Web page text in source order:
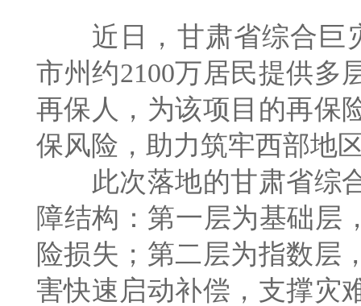
近日，甘肃省综合巨
市州约2100万居民提供多
再保人，为该项目的再保
保风险，助力筑牢西部地
此次落地的甘肃省综合
障结构：第一层为基础层
险损失；第二层为指数层
害快速启动补偿，支撑灾